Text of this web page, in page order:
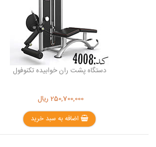
دستگاه پشت ران خوابیده تکنوفول
250,700,000 ریال
اضافه به سبد خرید